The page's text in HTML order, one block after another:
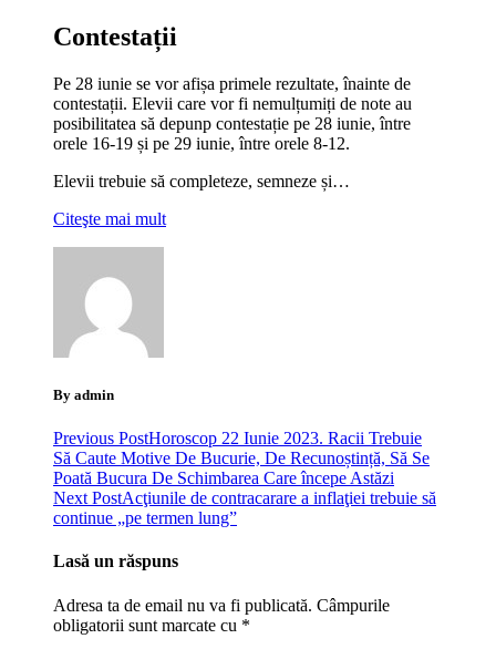
Contestații
Pe 28 iunie se vor afișa primele rezultate, înainte de
contestații. Elevii care vor fi nemulțumiți de note au
posibilitatea să depunp contestație pe 28 iunie, între
orele 16-19 și pe 29 iunie, între orele 8-12.
Elevii trebuie să completeze, semneze și…
Citeşte mai mult
By admin
Previous PostHoroscop 22 Iunie 2023. Racii Trebuie
Să Caute Motive De Bucurie, De Recunoștință, Să Se
Poată Bucura De Schimbarea Care începe Astăzi
Next PostAcţiunile de contracarare a inflaţiei trebuie să
continue „pe termen lung”
Lasă un răspuns
Adresa ta de email nu va fi publicată. Câmpurile
obligatorii sunt marcate cu *